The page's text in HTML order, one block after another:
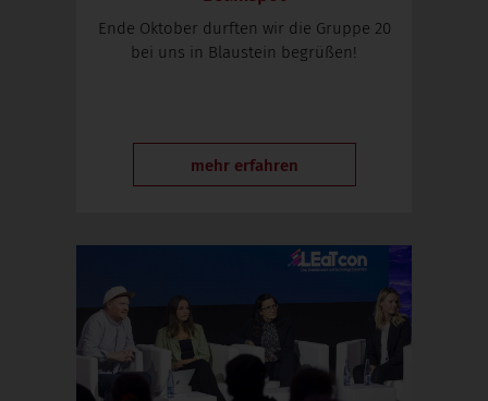
Ende Oktober durften wir die Gruppe 20
bei uns in Blaustein begrüßen!
mehr erfahren